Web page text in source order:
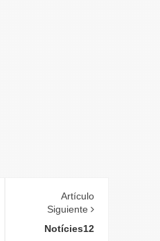
Artículo
Siguiente
Notícies12